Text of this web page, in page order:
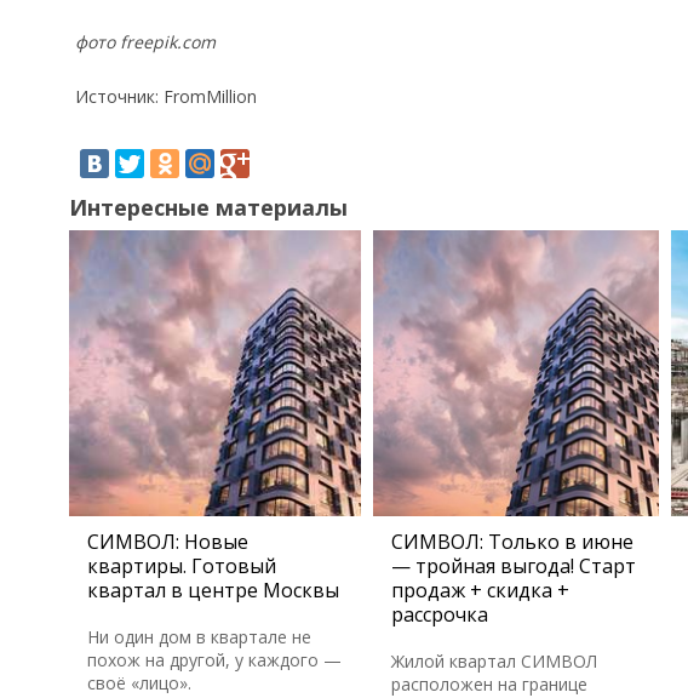
фото freepik.com
Источник: FromMillion
Интересные материалы
СИМВОЛ: Новые
квартиры. Готовый
квартал в центре Москвы
Ни один дом в квартале не
похож на другой, у каждого —
своё «лицо».
СИМВОЛ: Только в июне
— тройная выгода! Старт
продаж + скидка +
рассрочка
Жилой квартал СИМВОЛ
расположен на границе